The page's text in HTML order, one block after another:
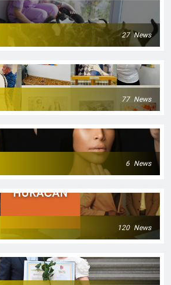
27 News
77 News
6 News
120 News